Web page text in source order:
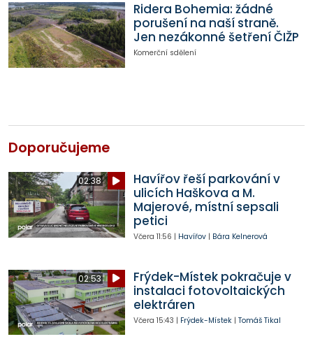
Ridera Bohemia: žádné
porušení na naší straně.
Jen nezákonné šetření ČIŽP
Komerční sdělení
Doporučujeme
02:38
Havířov řeší parkování v
ulicích Haškova a M.
Majerové, místní sepsali
petici
Včera 11:56 | Havířov| Bára Kelnerová
02:53
Frýdek-Místek pokračuje v
instalaci fotovoltaických
elektráren
Včera 15:43 | Frýdek-Místek| Tomáš Tikal